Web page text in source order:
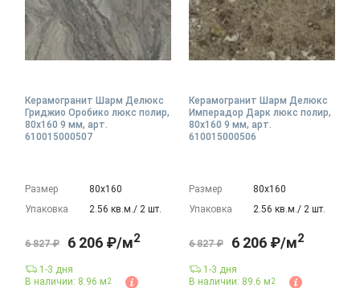
Керамогранит Шарм Делюкс
Гриджио Оробико люкс полир,
80x160 9 мм, арт.
610015000507
Размер
80х160
Упаковка
2.56 кв.м./ 2 шт.
6 827 ₽ 6 206 ₽/м2
1-3 дня
В наличии: 8.96 м2
Керамогранит Шарм Делюкс
Имперадор Дарк люкс полир,
80x160 9 мм, арт.
610015000506
Размер
80х160
Упаковка
2.56 кв.м./ 2 шт.
6 827 ₽ 6 206 ₽/м2
1-3 дня
В наличии: 89.6 м2